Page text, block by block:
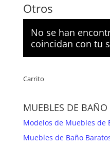
Otros
No se han
coincidan con tu
Carrito
MUEBLES DE BAÑO
Modelos de Muebles de
Muebles de Baño